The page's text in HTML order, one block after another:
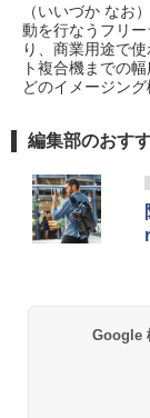
（いいづか なお
動を行なうフリ
り、商業用途で
ト複合機までの
どのイメージング
編集部のおす
Google